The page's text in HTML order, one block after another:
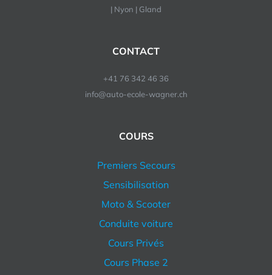
| Nyon | Gland
CONTACT
+41 76 342 46 36
info@auto-ecole-wagner.ch
COURS
Premiers Secours
Sensibilisation
Moto & Scooter
Conduite voiture
Cours Privés
Cours Phase 2